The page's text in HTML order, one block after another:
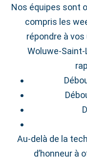
Nos équipes sont
compris les
répondre à
Au-delà de la
d’honneur à